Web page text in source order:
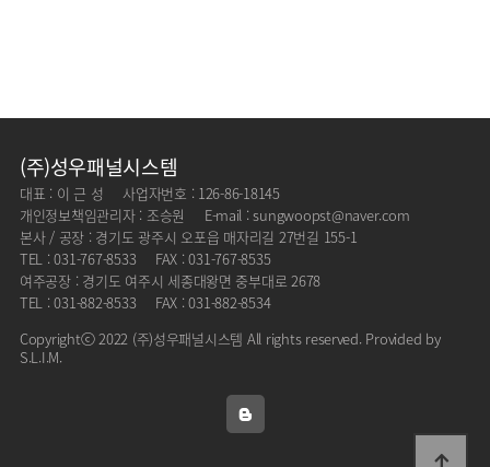
(주)성우패널시스템
대표 : 이 근 성
사업자번호 : 126-86-18145
개인정보책임관리자 : 조승원
E-mail : sungwoopst@naver.com
본사 / 공장 : 경기도 광주시 오포읍 매자리길 27번길 155-1
TEL : 031-767-8533
FAX : 031-767-8535
여주공장 : 경기도 여주시 세종대왕면 중부대로 2678
TEL : 031-882-8533
FAX : 031-882-8534
Copyrightⓒ 2022 (주)성우패널시스템 All rights reserved. Provided by
S.L.I.M.